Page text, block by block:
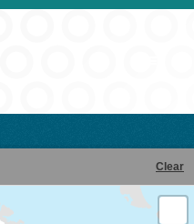
Clear